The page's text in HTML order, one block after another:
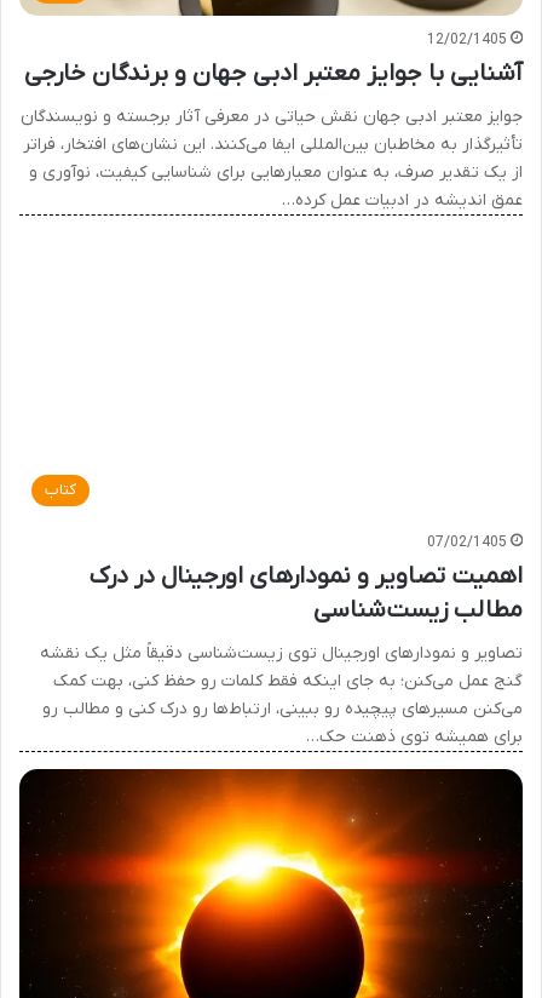
12/02/1405
آشنایی با جوایز معتبر ادبی جهان و برندگان خارجی
جوایز معتبر ادبی جهان نقش حیاتی در معرفی آثار برجسته و نویسندگان
تأثیرگذار به مخاطبان بین‌المللی ایفا می‌کنند. این نشان‌های افتخار، فراتر
از یک تقدیر صرف، به عنوان معیارهایی برای شناسایی کیفیت، نوآوری و
عمق اندیشه در ادبیات عمل کرده…
کتاب
07/02/1405
اهمیت تصاویر و نمودارهای اورجینال در درک
مطالب زیست‌شناسی
تصاویر و نمودارهای اورجینال توی زیست‌شناسی دقیقاً مثل یک نقشه
گنج عمل می‌کنن؛ به جای اینکه فقط کلمات رو حفظ کنی، بهت کمک
می‌کنن مسیرهای پیچیده رو ببینی، ارتباط‌ها رو درک کنی و مطالب رو
برای همیشه توی ذهنت حک…